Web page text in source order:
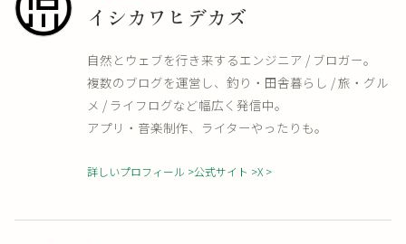
イシカワヒデカズ
自然とウェブを行き来するエンジニア / ブロガー。
複数のブログを運営し、釣り・田舎暮らし / 旅・グル
メ / ライフログなど幅広く発信中。
アプリ・音楽制作、ライターやったりも。
詳しいプロフィール 公式サイト X